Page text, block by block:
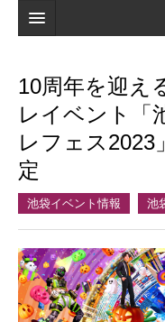
検索
店舗・施設最新情報
マイページ
10周年を迎え
レイベント「
レフェス2023
定
池袋イベント情報 池